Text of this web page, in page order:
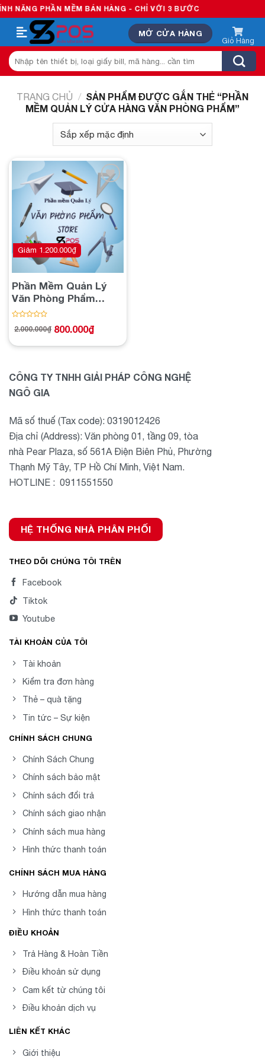
Skip
to
content
NĂNG PHẦN MỀM BÁN HÀNG - CHỈ VỚI 3 BƯỚC
MỞ CỬA HÀNG
Tìm
kiếm:
TRANG CHỦ / SẢN PHẨM ĐƯỢC GẮN THẺ “PHẦN
MỀM QUẢN LÝ CỬA HÀNG VĂN PHÒNG PHẨM”
Add to
wishlist
Phần Mềm Quản Lý
Văn Phòng Phẩm
Store
xếp
0
2.000.000₫
Giá
2.000.000₫.
800.000₫
Giá
là:
Giảm 1.200.000₫
CÔNG TY TNHH GIẢI PHÁP CÔNG NGHỆ
NGÔ GIA
Mã số thuế (Tax code): 0319012426
Địa chỉ (Address): Văn phòng 01, tầng 09, tòa
nhà Pear Plaza, số 561A Điện Biên Phủ, Phường
Thạnh Mỹ Tây, TP Hồ Chí Minh, Việt Nam.
HOTLINE : 0911551550
HỆ THỐNG NHÀ PHÂN PHỐI
THEO DÕI CHÚNG TÔI TRÊN
Facebook
Tiktok
Youtube
TÀI KHOẢN CỦA TÔI
Tài khoản
Kiểm tra đơn hàng
Thẻ – quà tặng
Tin tức – Sự kiện
CHÍNH SÁCH CHUNG
Chính Sách Chung
Chính sách bảo mật
Chính sách đổi trả
Chính sách giao nhận
Chính sách mua hàng
Hình thức thanh toán
CHÍNH SÁCH MUA HÀNG
Hướng dẫn mua hàng
Hình thức thanh toán
ĐIỀU KHOẢN
Trả Hàng & Hoàn Tiền
Điều khoản sử dụng
Cam kết từ chúng tôi
Điều khoản dịch vụ
LIÊN KẾT KHÁC
Giới thiệu